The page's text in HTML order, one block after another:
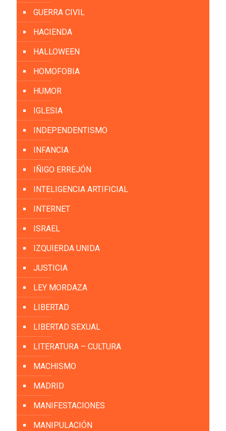
GUERRA CIVIL
HACIENDA
HALLOWEEN
HOMOFOBIA
HUMOR
IGLESIA
INDEPENDENTISMO
INFANCIA
IÑIGO ERREJÓN
INTELIGENCIA ARTIFICIAL
INTERNET
ISRAEL
IZQUIERDA UNIDA
JUSTICIA
LEY MORDAZA
LIBERTAD
LIBERTAD SEXUAL
LITERATURA – CULTURA
MACHISMO
MADRID
MANIFESTACIONES
MANIPULACIÓN